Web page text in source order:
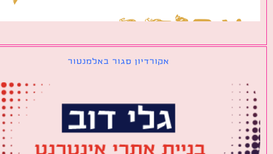
אקורדיון סגור באלמנטור